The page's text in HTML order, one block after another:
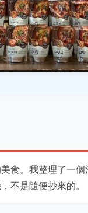
食。我整理了一
不是隨便抄來的。